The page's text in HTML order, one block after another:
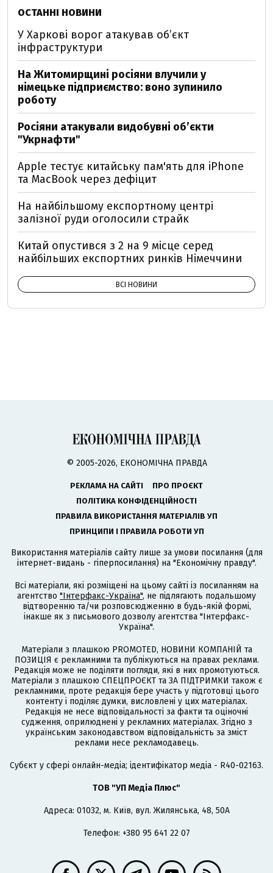
ОСТАННІ НОВИНИ
У Харкові ворог атакував обʼєкт
інфраструктури
На Житомирщині росіяни влучили у
німецьке підприємство: воно зупинило
роботу
Росіяни атакували видобувні обʼєкти
"Укрнафти"
Apple тестує китайську пам'ять для iPhone
та MacBook через дефіцит
На найбільшому експортному центрі
залізної руди оголосили страйк
Китай опустився з 2 на 9 місце серед
найбільших експортних ринків Німеччини
ВСІ НОВИНИ
© 2005-2026, ЕКОНОМІЧНА ПРАВДА
РЕКЛАМА НА САЙТІ
ПРО ПРОЄКТ
ПОЛІТИКА КОНФІДЕНЦІЙНОСТІ
ПРАВИЛА ВИКОРИСТАННЯ МАТЕРІАЛІВ УП
ПРИНЦИПИ І ПРАВИЛА РОБОТИ УП
Використання матеріалів сайту лише за умови посилання (для
інтернет-видань - гіперпосилання) на "Економічну правду".
Всі матеріали, які розміщені на цьому сайті із посиланням на
агентство "Інтерфакс-Україна", не підлягають подальшому
відтворенню та/чи розповсюдженню в будь-якій формі,
інакше як з письмового дозволу агентства "Інтерфакс-
Україна".
Матеріали з плашкою PROMOTED, НОВИНИ КОМПАНІЙ та
ПОЗИЦІЯ є рекламними та публікуються на правах реклами.
Редакція може не поділяти погляди, які в них промотуються.
Матеріали з плашкою СПЕЦПРОЄКТ та ЗА ПІДТРИМКИ також є
рекламними, проте редакція бере участь у підготовці цього
контенту і поділяє думки, висловлені у цих матеріалах.
Редакція не несе відповідальності за факти та оціночні
судження, оприлюднені у рекламних матеріалах. Згідно з
українським законодавством відповідальність за зміст
реклами несе рекламодавець.
Cубєкт у сфері онлайн-медіа; ідентифікатор медіа - R40-02163.
ТОВ "УП Медіа Плюс"
Адреса: 01032, м. Київ, вул. Жилянська, 48, 50А
Телефон: +380 95 641 22 07